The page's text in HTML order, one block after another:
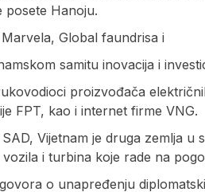
posete Hanoju.
Global faundrisa i
samitu inovacija i
proizvođača
FPT, kao i internet firme VNG.
Vijetnam je druga zemlja u
i turbina koje rade na
o unapređenju